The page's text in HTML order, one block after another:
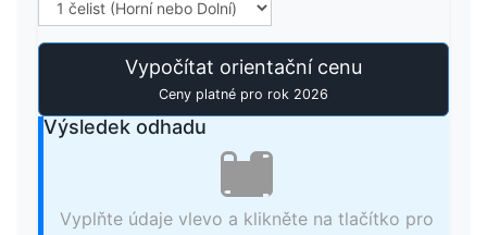
Vypočítat orientační cenu
Ceny platné pro rok 2026
Výsledek odhadu
Vyplňte údaje vlevo a klikněte na tlačítko pro